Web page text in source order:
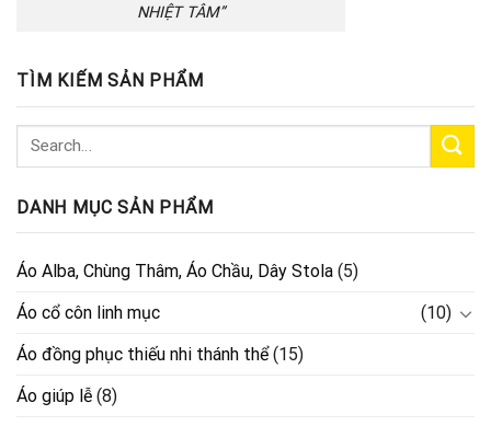
NHIỆT TÂM”
TÌM KIẾM SẢN PHẨM
DANH MỤC SẢN PHẨM
Áo Alba, Chùng Thâm, Áo Chầu, Dây Stola (5)
Áo cổ côn linh mục
(10)
Áo đồng phục thiếu nhi thánh thể(15)
Áo giúp lễ (8)